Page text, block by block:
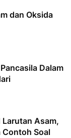
dan Oksida
Dalam
Asam,
Contoh Soal